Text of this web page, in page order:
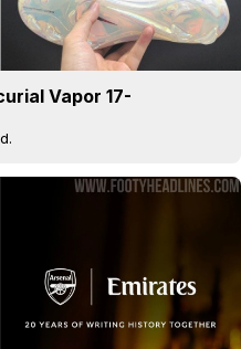
Vapor 17-